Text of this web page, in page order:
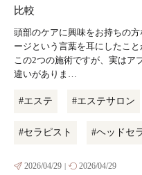
比較
頭部のケアに興味をお持ちの
ージという言葉を耳にしたこ
この2つの施術ですが、実はア
違いがありま…
#エステ #エステサロン
#セラピスト #ヘッドセ
2026/04/29 | 2026/04/29